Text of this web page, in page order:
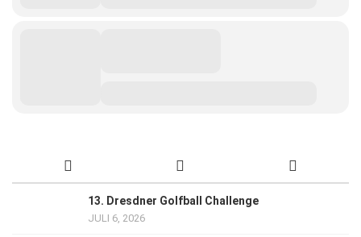
13. Dresdner Golfball Challenge
JULI 6, 2026